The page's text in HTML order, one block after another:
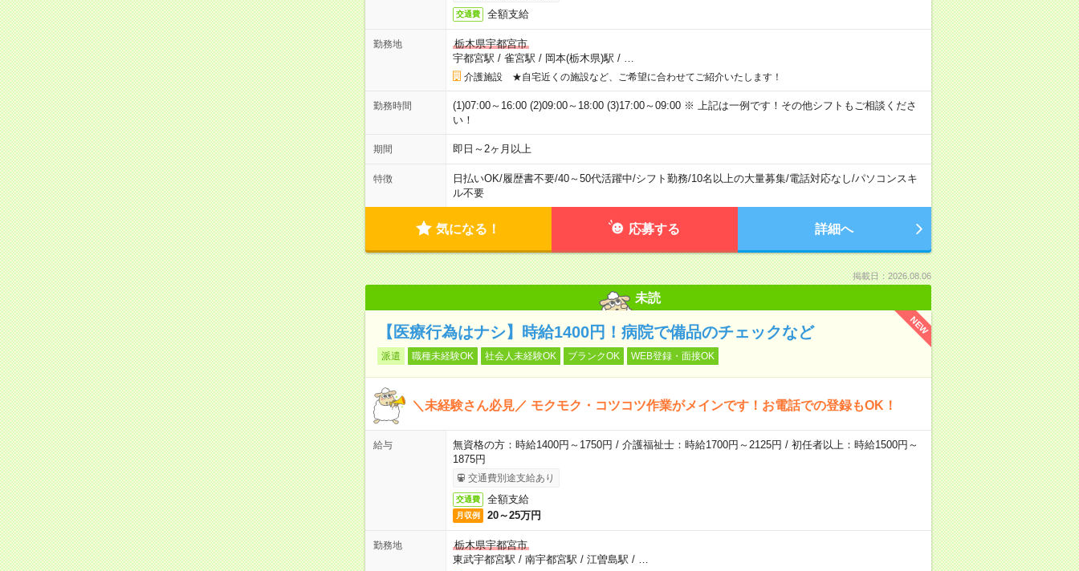
交通費 全額支給
勤務地
栃木県宇都宮市
宇都宮駅 / 雀宮駅 / 岡本(栃木県)駅 /
介護施設 ★自宅近くの施設など、ご希望に合わせてご紹介いたします！
勤務時間
(1)07:00～16:00 (2)09:00～18:00 (3)17:00～09:00 ※ 上記は一例です！その他シフトもご相談くださ
い！
期間 即日～2ヶ月以上
特徴 日払いOK/履歴書不要/40～50代活躍中/シフト勤務/10名以上の大量募集/電話対応なし/パソコンスキ
ル不要
気になる！ 応募する 詳細へ
掲載日：2026.08.06
未読
NEW
【医療行為はナシ】時給1400円！病院で備品のチェックなど
派遣 職種未経験OK 社会人未経験OK ブランクOK WEB登録・面接OK
＼未経験さん必見／ モクモク・コツコツ作業がメインです！お電話での登録もOK！
給与
無資格の方：時給1400円～1750円 / 介護福祉士：時給1700円～2125円 / 初任者以上：時給1500円～
1875円
交通費別途支給あり
交通費 全額支給
月収例 20～25万円
勤務地
栃木県宇都宮市
東武宇都宮駅 / 南宇都宮駅 / 江曽島駅 /